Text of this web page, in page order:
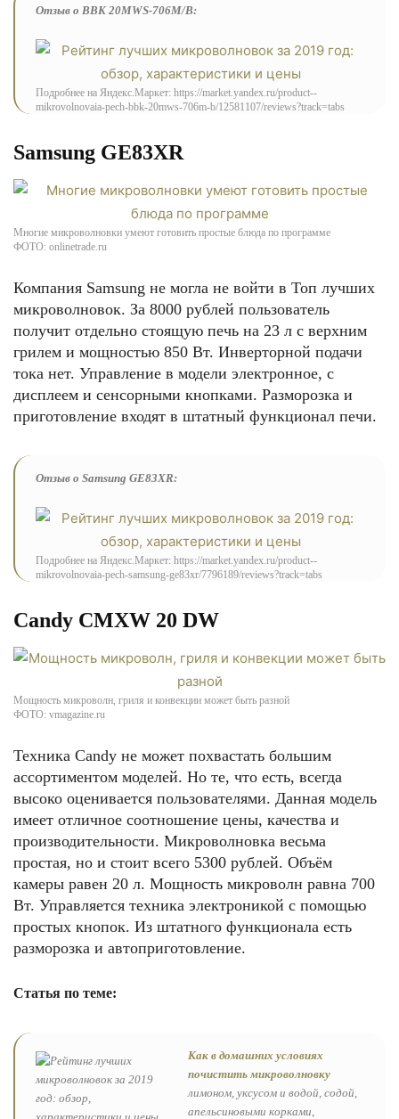
Отзыв о BBK 20MWS-706M/B:
Подробнее на Яндекс.Маркет: https://market.yandex.ru/product--
mikrovolnovaia-pech-bbk-20mws-706m-b/12581107/reviews?track=tabs
Samsung GE83XR
Многие микроволновки умеют готовить простые блюда по программе
ФОТО: onlinetrade.ru
Компания Samsung не могла не войти в Топ лучших
микроволновок. За 8000 рублей пользователь
получит отдельно стоящую печь на 23 л с верхним
грилем и мощностью 850 Вт. Инверторной подачи
тока нет. Управление в модели электронное, с
дисплеем и сенсорными кнопками. Разморозка и
приготовление входят в штатный функционал печи.
Отзыв о Samsung GE83XR:
Подробнее на Яндекс.Маркет: https://market.yandex.ru/product--
mikrovolnovaia-pech-samsung-ge83xr/7796189/reviews?track=tabs
Candy CMXW 20 DW
Мощность микроволн, гриля и конвекции может быть разной
ФОТО: vmagazine.ru
Техника Candy не может похвастать большим
ассортиментом моделей. Но те, что есть, всегда
высоко оценивается пользователями. Данная модель
имеет отличное соотношение цены, качества и
производительности. Микроволновка весьма
простая, но и стоит всего 5300 рублей. Объём
камеры равен 20 л. Мощность микроволн равна 700
Вт. Управляется техника электроникой с помощью
простых кнопок. Из штатного функционала есть
разморозка и автоприготовление.
Статья по теме:
Как в домашних условиях
почистить микроволновку
лимоном, уксусом и водой, содой,
апельсиновыми корками,